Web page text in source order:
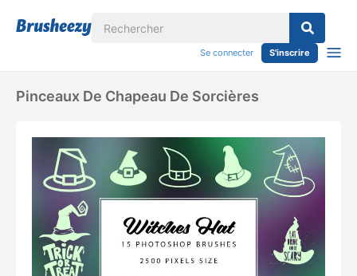
Se connecter S'inscrire
Pinceaux De Chapeau De Sorcières